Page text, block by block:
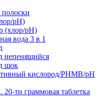
pH)
(хлор/pH)
вода 3 в 1
непенящийся
шок
кислород/PHMB/pH
20-ти граммовая таблетка